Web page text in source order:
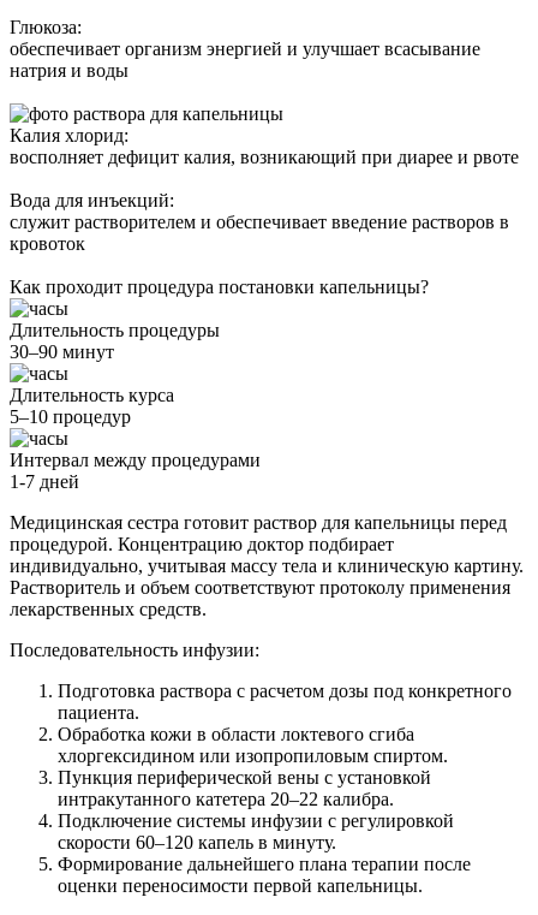
Глюкоза:
обеспечивает организм энергией и улучшает всасывание
натрия и воды
Калия хлорид:
восполняет дефицит калия, возникающий при диарее и рвоте
Вода для инъекций:
служит растворителем и обеспечивает введение растворов в
кровоток
Как проходит процедура постановки капельницы?
Длительность процедуры
30–90 минут
Длительность курса
5–10 процедур
Интервал между процедурами
1-7 дней
Медицинская сестра готовит раствор для капельницы перед
процедурой. Концентрацию доктор подбирает
индивидуально, учитывая массу тела и клиническую картину.
Растворитель и объем соответствуют протоколу применения
лекарственных средств.
Последовательность инфузии:
Подготовка раствора с расчетом дозы под конкретного
пациента.
Обработка кожи в области локтевого сгиба
хлоргексидином или изопропиловым спиртом.
Пункция периферической вены с установкой
интракутанного катетера 20–22 калибра.
Подключение системы инфузии с регулировкой
скорости 60–120 капель в минуту.
Формирование дальнейшего плана терапии после
оценки переносимости первой капельницы.